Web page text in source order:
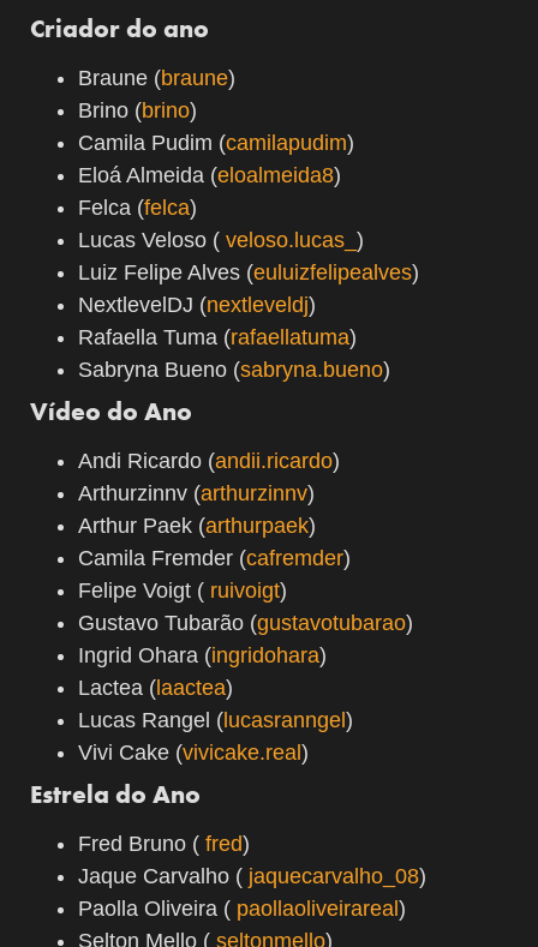
Criador do ano
Braune (braune)
Brino (brino)
Camila Pudim (camilapudim)
Eloá Almeida (eloalmeida8)
Felca (felca)
Lucas Veloso ( veloso.lucas_ )
Luiz Felipe Alves (euluizfelipealves)
NextlevelDJ (nextleveldj)
Rafaella Tuma (rafaellatuma)
Sabryna Bueno (sabryna.bueno)
Vídeo do Ano
Andi Ricardo (andii.ricardo)
Arthurzinnv (arthurzinnv)
Arthur Paek (arthurpaek)
Camila Fremder (cafremder)
Felipe Voigt ( ruivoigt)
Gustavo Tubarão (gustavotubarao)
Ingrid Ohara (ingridohara)
Lactea (laactea)
Lucas Rangel (lucasranngel)
Vivi Cake (vivicake.real)
Estrela do Ano
Fred Bruno ( fred)
Jaque Carvalho ( jaquecarvalho_08)
Paolla Oliveira ( paollaoliveirareal)
Selton Mello ( seltonmello)